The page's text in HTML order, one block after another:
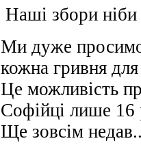
Наші збори
Ми дуже просимо
кожна гривня
Це можливість
Софійці лише 16
Ще зовсім